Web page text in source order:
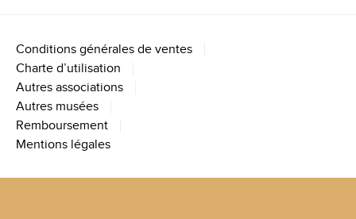
Conditions générales de ventes
Charte d’utilisation
Autres associations
Autres musées
Remboursement
Mentions légales